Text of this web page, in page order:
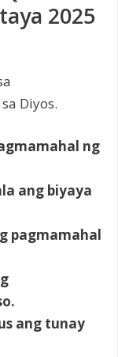
2025
Diyos.
ng
ang biyaya
pagmamahal
ang tunay